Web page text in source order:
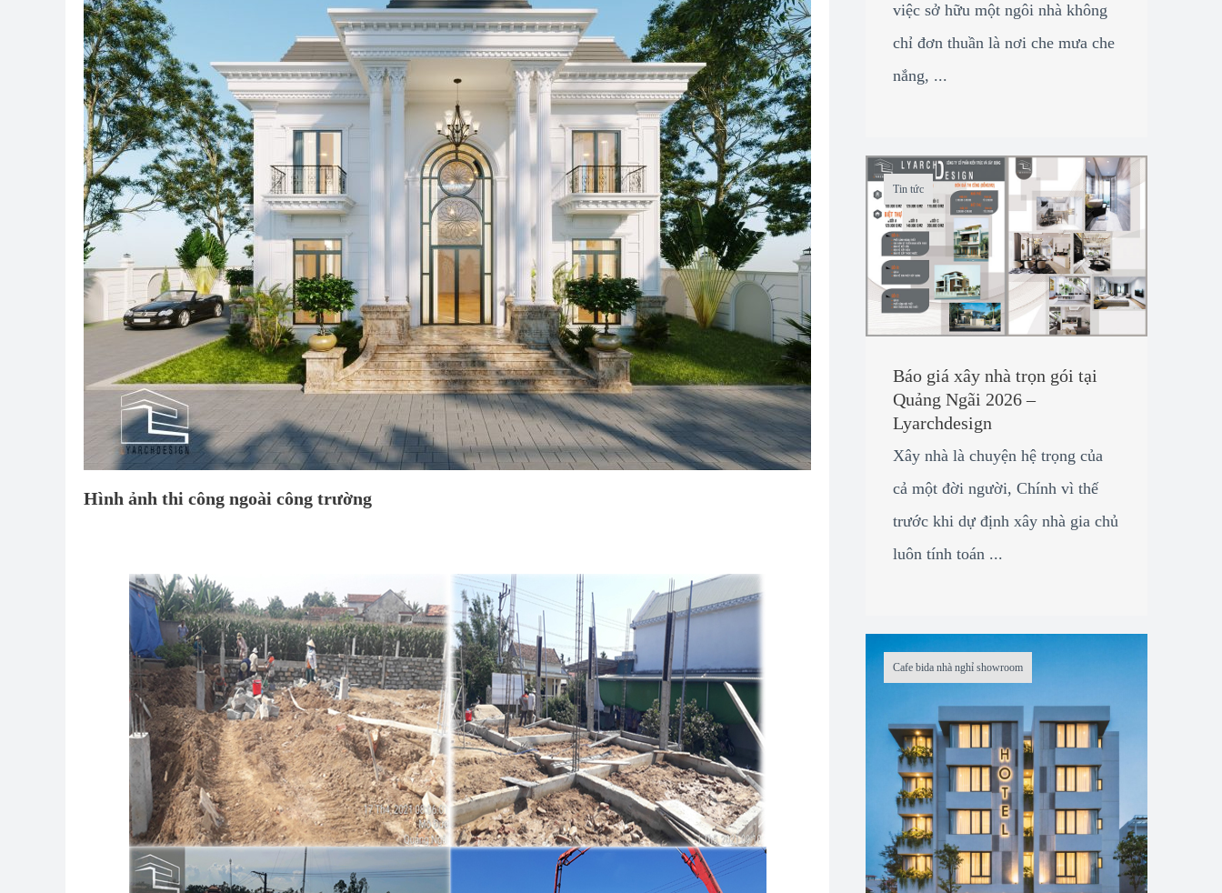
Hình ảnh thi công ngoài công trường
việc sở hữu một ngôi nhà không
chỉ đơn thuần là nơi che mưa che
nắng, ...
Tin tức
Báo giá xây nhà trọn gói tại
Quảng Ngãi 2026 –
Lyarchdesign
Xây nhà là chuyện hệ trọng của
cả một đời người, Chính vì thế
trước khi dự định xây nhà gia chủ
luôn tính toán ...
Cafe bida nhà nghỉ showroom